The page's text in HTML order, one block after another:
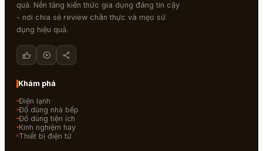
quả. Nền tảng kiến thức gia dụng đáng tin cậy
- nơi chia sẻ review chân thực và mẹo sử
dụng hiệu quả.
thumb_up play_circle share
Khám phá
Điện lạnh
Đồ dùng nhà bếp
Đồ dùng tiện ích
Kinh nghiệm hay
Thiết bị điện tử